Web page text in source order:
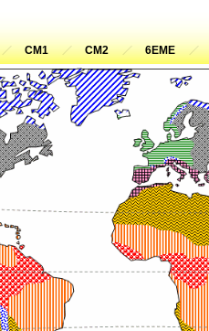
CM1 CM2 6EME